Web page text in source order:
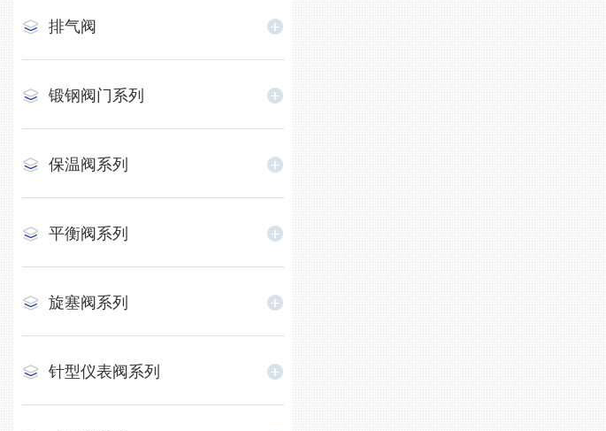
排气阀
锻钢阀门系列
保温阀系列
平衡阀系列
旋塞阀系列
针型仪表阀系列